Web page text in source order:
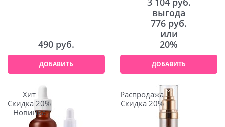
490 руб.
ДОБАВИТЬ
3 104 руб.
выгода
776 руб.
или
20%
ДОБАВИТЬ
Хит
Скидка 20%
Новинка
Распродажа
Скидка 20%